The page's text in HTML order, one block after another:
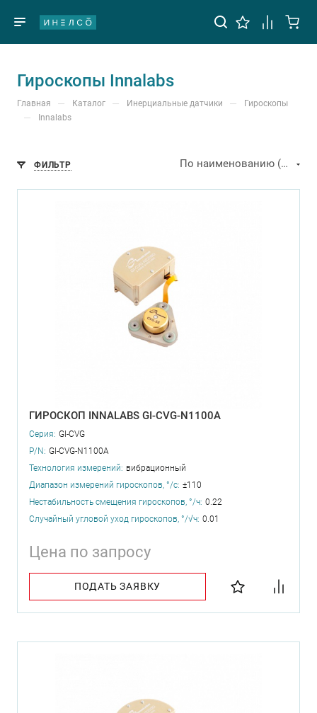
Гироскопы Innalabs
Главная — Каталог — Инерциальные датчики — Гироскопы
— Innalabs
ФИЛЬТР По наименованию (А-Я)
ГИРОСКОП INNALABS GI-CVG-N1100A
Серия: GI-CVG
P/N: GI-CVG-N1100A
Технология измерений: вибрационный
Диапазон измерений гироскопов, °/с: ±110
Нестабильность смещения гироскопов, °/ч: 0.22
Случайный угловой уход гироскопов, °/√ч: 0.01
Цена по запросу
ПОДАТЬ ЗАЯВКУ